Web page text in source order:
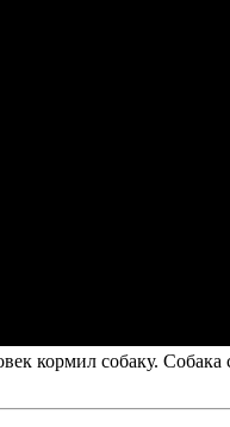
кормил собаку. Собака